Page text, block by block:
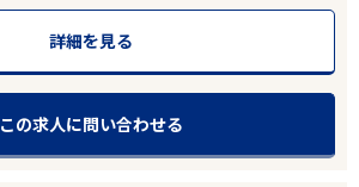
詳細を見る
この求人に問い合わせる